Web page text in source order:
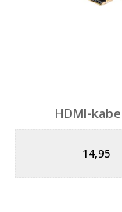
HDMI-
14,95